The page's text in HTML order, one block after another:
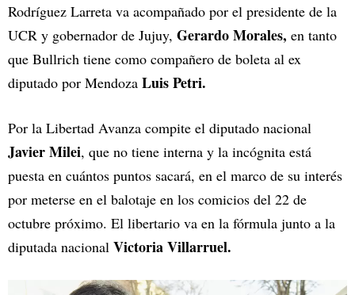
Rodríguez Larreta va acompañado por el presidente de la
UCR y gobernador de Jujuy, Gerardo Morales, en tanto
que Bullrich tiene como compañero de boleta al ex
diputado por Mendoza Luis Petri.
Por la Libertad Avanza compite el diputado nacional
Javier Milei, que no tiene interna y la incógnita está
puesta en cuántos puntos sacará, en el marco de su interés
por meterse en el balotaje en los comicios del 22 de
octubre próximo. El libertario va en la fórmula junto a la
diputada nacional Victoria Villarruel.